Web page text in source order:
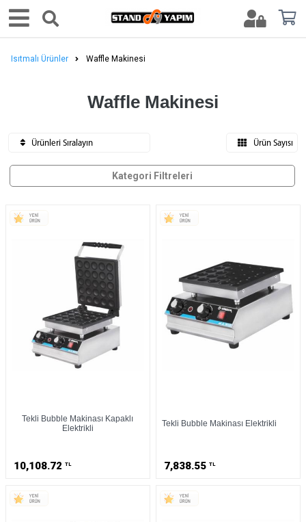
Isıtmalı Ürünler Waffle Makinesi
Waffle Makinesi
Ürünleri Sıralayın Ürün Sayısı
Kategori Filtreleri
Tekli Bubble Makinası Kapaklı
Elektrikli
10,108.72 TL
Tekli Bubble Makinası Elektrikli
7,838.55 TL